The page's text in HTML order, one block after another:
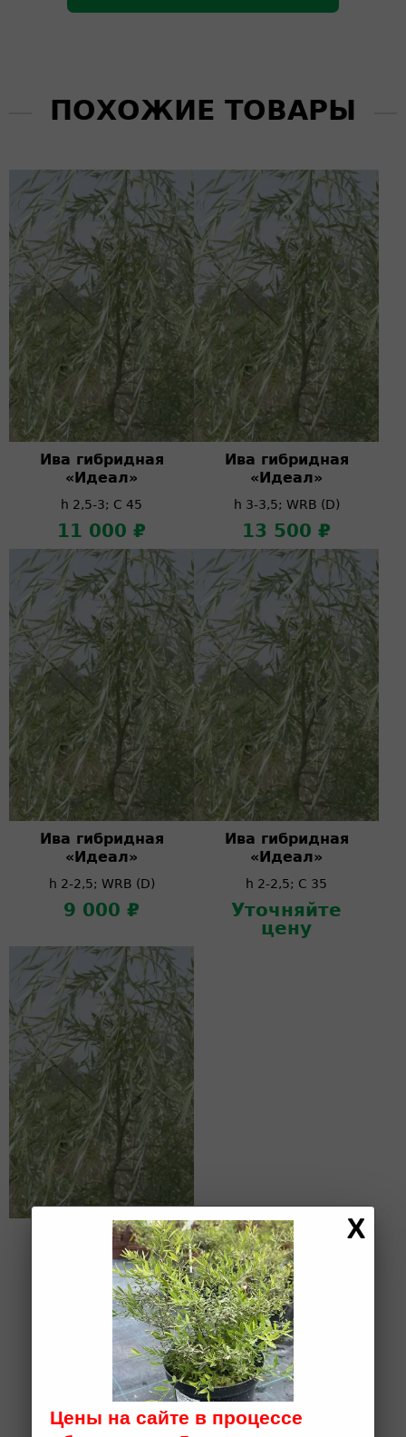
ПОХОЖИЕ ТОВАРЫ
Ива гибридная
«Идеал»
h 2,5-3; C 45
11 000 ₽
Ива гибридная
«Идеал»
h 3-3,5; WRB (D)
13 500 ₽
Ива гибридная
«Идеал»
h 2-2,5; WRB (D)
9 000 ₽
Ива гибридная
«Идеал»
h 2-2,5; C 35
Уточняйте
цену
Ива гибридная
«Идеал»
h 2,5-3; WRB (D)
10 000 ₽
Цены на сайте в процессе